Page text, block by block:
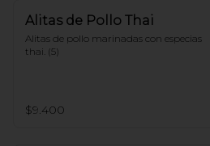
Alitas de Pollo Thai
Alitas de pollo marinadas con especias
thai. (5)
$9.400